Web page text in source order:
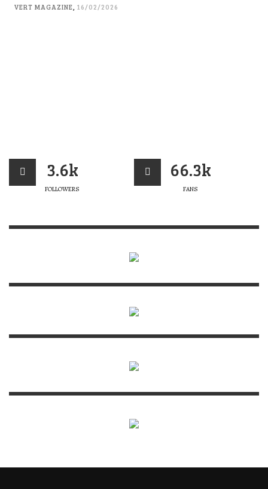
VERT MAGAZINE, 16/02/2026
3.6k
FOLLOWERS
66.3k
FANS